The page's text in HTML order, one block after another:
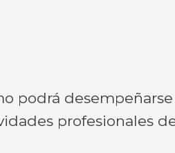
podrá
profesionales